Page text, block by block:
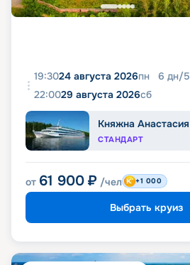
19:3024 августа 2026пн 6 дн/5
22:0029 августа 2026сб
Княжна Анастасия
СТАНДАРТ
от 61 900 ₽ /чел +1 000
Выбрать круиз